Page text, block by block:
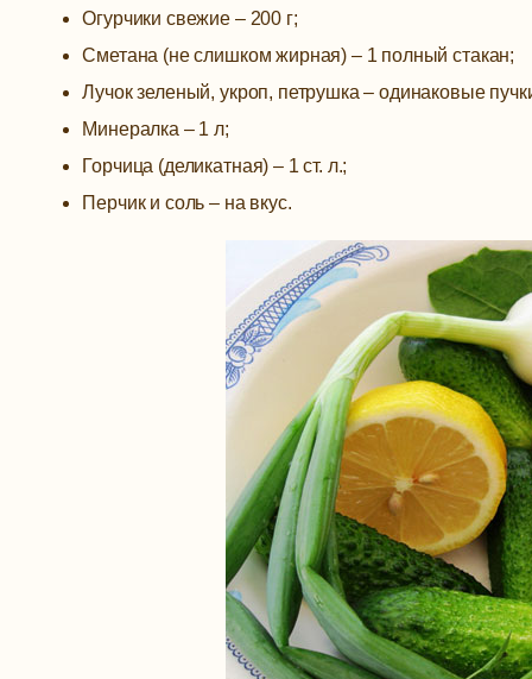
Огурчики свежие – 200 г;
Сметана (не слишком жирная) – 1 полный стакан;
Лучок зеленый, укроп, петрушка – одинаковые
Минералка – 1 л;
Горчица (деликатная) – 1 ст. л.;
Перчик и соль – на вкус.